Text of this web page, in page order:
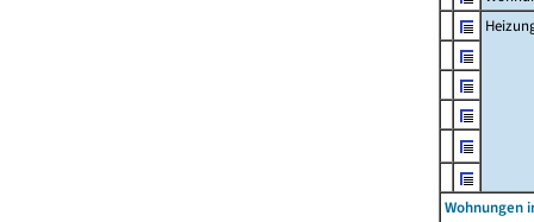
Wohnungen